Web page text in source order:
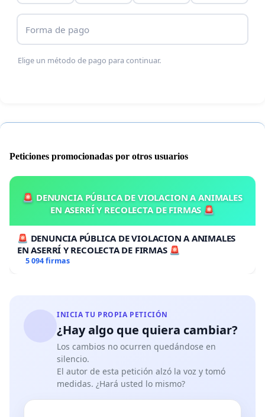
Forma de pago
Elige un método de pago para continuar.
Peticiones promocionadas por otros usuarios
🚨 DENUNCIA PÚBLICA DE VIOLACION A ANIMALES
EN ASERRÍ Y RECOLECTA DE FIRMAS 🚨
🚨 DENUNCIA PÚBLICA DE VIOLACION A ANIMALES
EN ASERRÍ Y RECOLECTA DE FIRMAS 🚨
5 094 firmas
INICIA TU PROPIA PETICIÓN
¿Hay algo que quiera cambiar?
Los cambios no ocurren quedándose en
silencio.
El autor de esta petición alzó la voz y tomó
medidas. ¿Hará usted lo mismo?